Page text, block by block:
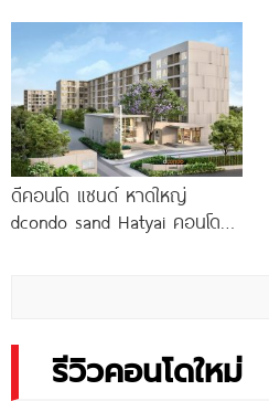
ดีคอนโด แซนด์ หาดใหญ่
dcondo sand Hatyai คอนโด
รีวิวคอนโดใหม่